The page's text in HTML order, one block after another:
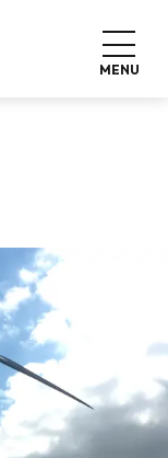
MENU